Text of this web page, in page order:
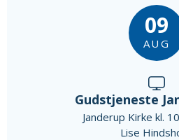
09
AUG
Gudstjeneste
Janderup Kirke kl.
Lise